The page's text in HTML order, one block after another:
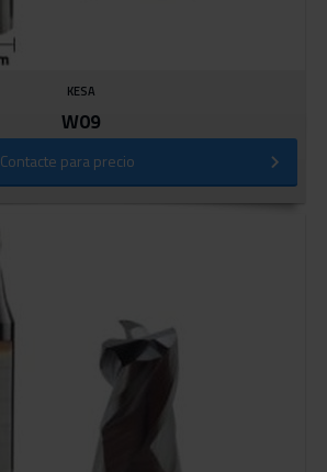
KESA
W09
Contacte para precio